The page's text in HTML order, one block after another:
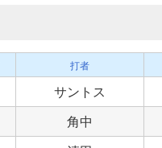
打者
サントス
角中